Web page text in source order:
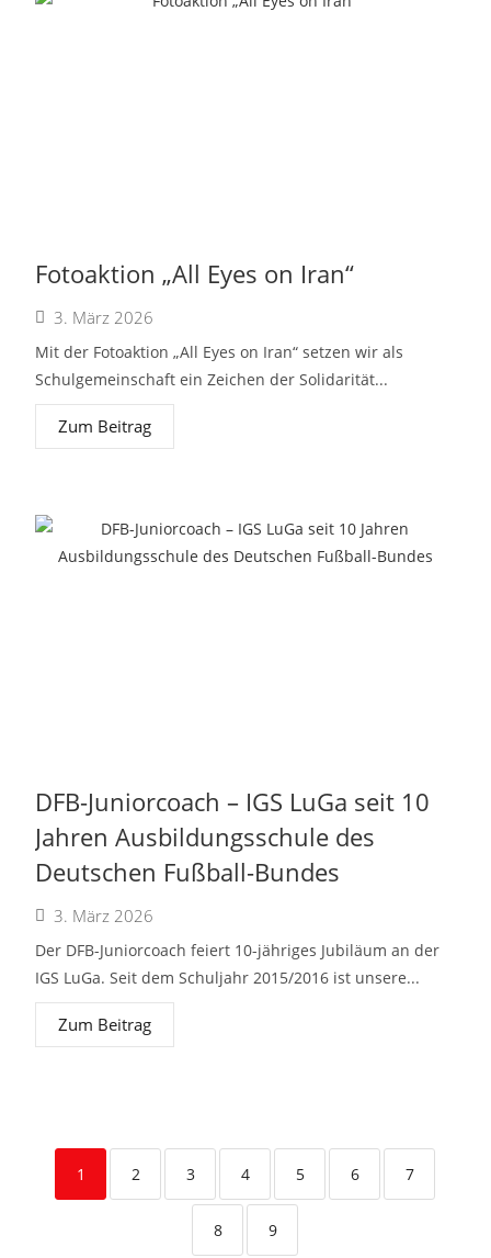
Fotoaktion „All Eyes on Iran“
3. März 2026
Mit der Fotoaktion „All Eyes on Iran“ setzen wir als
Schulgemeinschaft ein Zeichen der Solidarität...
Zum Beitrag
DFB-Juniorcoach – IGS LuGa seit 10
Jahren Ausbildungsschule des
Deutschen Fußball-Bundes
3. März 2026
Der DFB-Juniorcoach feiert 10-jähriges Jubiläum an der
IGS LuGa. Seit dem Schuljahr 2015/2016 ist unsere...
Zum Beitrag
1 2 3 4 5 6 7
8 9